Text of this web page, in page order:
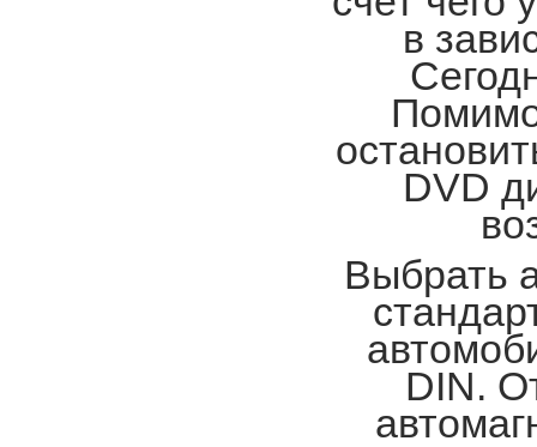
в
DVD
Выбрать
DIN.